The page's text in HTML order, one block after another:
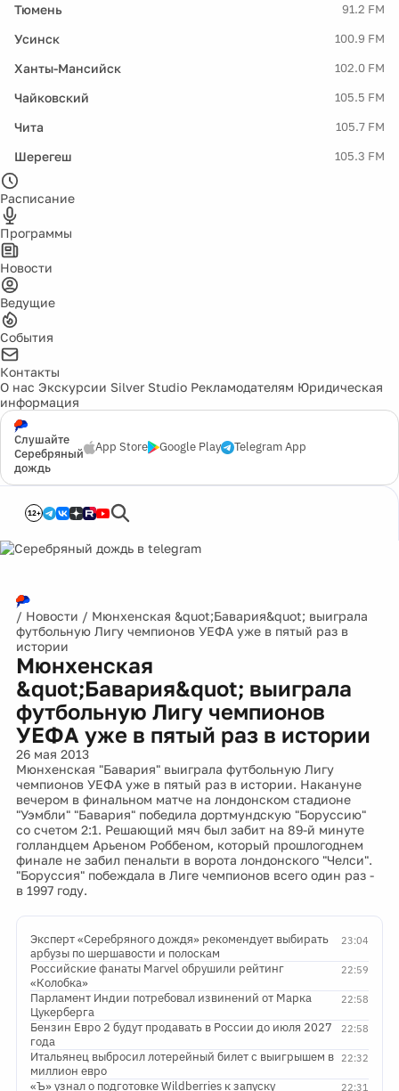
Тюмень 91.2 FM
Усинск 100.9 FM
Ханты-Мансийск 102.0 FM
Чайковский 105.5 FM
Чита 105.7 FM
Шерегеш 105.3 FM
Расписание
Программы
Новости
Ведущие
События
Контакты
О нас Экскурсии Silver Studio Рекламодателям Юридическая
информация
Слушайте
Серебряный
дождь
App Store Google Play Telegram App
12+
/ Новости / Мюнхенская &quot;Бавария&quot; выиграла
футбольную Лигу чемпионов УЕФА уже в пятый раз в
истории
Мюнхенская
&quot;Бавария&quot; выиграла
футбольную Лигу чемпионов
УЕФА уже в пятый раз в истории
26 мая 2013
Мюнхенская "Бавария" выиграла футбольную Лигу
чемпионов УЕФА уже в пятый раз в истории. Накануне
вечером в финальном матче на лондонском стадионе
"Уэмбли" "Бавария" победила дортмундскую "Боруссию"
со счетом 2:1. Решающий мяч был забит на 89-й минуте
голландцем Арьеном Роббеном, который прошлогоднем
финале не забил пенальти в ворота лондонского "Челси".
"Боруссия" побеждала в Лиге чемпионов всего один раз -
в 1997 году.
23:04
Эксперт «Серебряного дождя» рекомендует выбирать
арбузы по шершавости и полоскам
22:59
Российские фанаты Marvel обрушили рейтинг
«Колобка»
22:58
Парламент Индии потребовал извинений от Марка
Цукерберга
22:58
Бензин Евро 2 будут продавать в России до июля 2027
года
22:32
Итальянец выбросил лотерейный билет с выигрышем в
миллион евро
22:31
«Ъ» узнал о подготовке Wildberries к запуску